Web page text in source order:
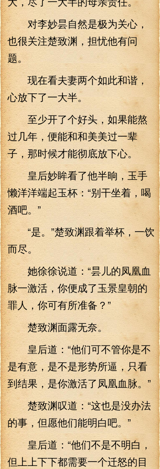
对李妙昙自然是极为关心，
也很关注楚致渊，担忧他有问
题。
现在看夫妻两个如此和谐，
心放下了一大半。
至少开了个好头，如果能熬
过几年，便能和和美美过一辈
子，那时候才能彻底放下心。
皇后妙眸看了他半晌，玉手
懒洋洋端起玉杯：“别干坐着，喝
酒吧。”
“是。”楚致渊跟着举杯，一饮
而尽。
她徐徐说道：“昙儿的凤凰血
脉一激活，你便成了玉景皇朝的
罪人，你可有所准备？”
楚致渊面露无奈。
皇后道：“他们可不管你是不
是有意，是不是形势所逼，只看
到结果，是你激活了凤凰血脉。”
楚致渊叹道：“这也是没办法
的事，但愿他们能明白吧。”
皇后道：“他们不是不明白，
但上上下下都需要一个迁怒的目